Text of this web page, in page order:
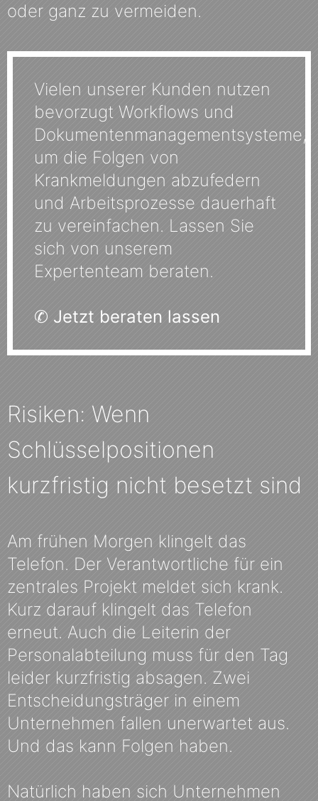
oder ganz zu vermeiden.
Vielen unserer Kunden nutzen
bevorzugt Workflows und
Dokumentenmanagementsysteme,
um die Folgen von
Krankmeldungen abzufedern
und Arbeitsprozesse dauerhaft
zu vereinfachen. Lassen Sie
sich von unserem
Expertenteam beraten.
✆ Jetzt beraten lassen
Risiken: Wenn
Schlüsselpositionen
kurzfristig nicht besetzt sind
Am frühen Morgen klingelt das
Telefon. Der Verantwortliche für ein
zentrales Projekt meldet sich krank.
Kurz darauf klingelt das Telefon
erneut. Auch die Leiterin der
Personalabteilung muss für den Tag
leider kurzfristig absagen. Zwei
Entscheidungsträger in einem
Unternehmen fallen unerwartet aus.
Und das kann Folgen haben.
Natürlich haben sich Unternehmen